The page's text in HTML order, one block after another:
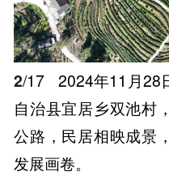
2/17
2024年11月28
自治县宜居乡双池村
公路，民居相映成景
发展画卷。